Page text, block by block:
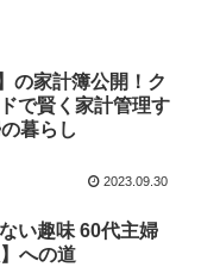
の家計簿公開！ク
で賢く家計管理す
暮らし
2023.09.30
い趣味 60代主婦
への道